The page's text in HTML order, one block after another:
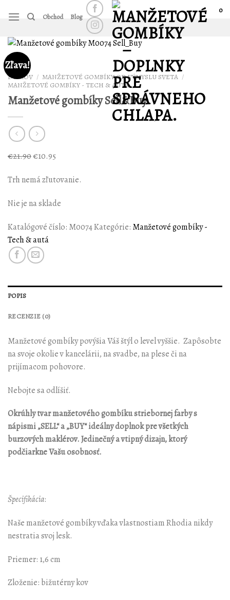
Obchod Blog
0
Zľava!
DOMOV / MANŽETOVÉ GOMBÍKY OD VÝMYSLU SVETA /
MANŽETOVÉ GOMBÍKY - TECH & AUTÁ
Manžetové gombíky Sell&Buy
€21.90€10.95
Trh nemá zľutovanie.
Nie je na sklade
Katalógové číslo: M0074Kategórie: Manžetové gombíky -
Tech & autá
POPIS
RECENZIE (0)
Manžetové gombíky povýšia Váš štýl o level vyššie. Zapôsobte
na svoje okolie v kancelárii, na svadbe, na plese či na
prijímacom pohovore.
Nebojte sa odlíšiť.
Okrúhly tvar manžetového gombíku striebornej farby s
nápismi „SELL“ a „BUY“ ideálny doplnok pre všetkých
burzových maklérov. Jedinečný a vtipný dizajn, ktorý
podčiarkne Vašu osobnosť.
Špecifikácia:
Naše manžetové gombíky vďaka vlastnostiam Rhodia nikdy
nestratia svoj lesk.
Priemer: 1,6 cm
Zloženie: bižutérny kov